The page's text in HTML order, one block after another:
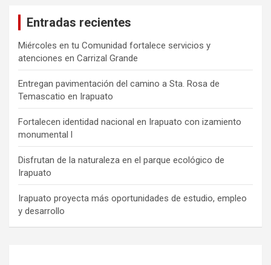
Entradas recientes
Miércoles en tu Comunidad fortalece servicios y
atenciones en Carrizal Grande
Entregan pavimentación del camino a Sta. Rosa de
Temascatio en Irapuato
Fortalecen identidad nacional en Irapuato con izamiento
monumental l
Disfrutan de la naturaleza en el parque ecológico de
Irapuato
Irapuato proyecta más oportunidades de estudio, empleo
y desarrollo